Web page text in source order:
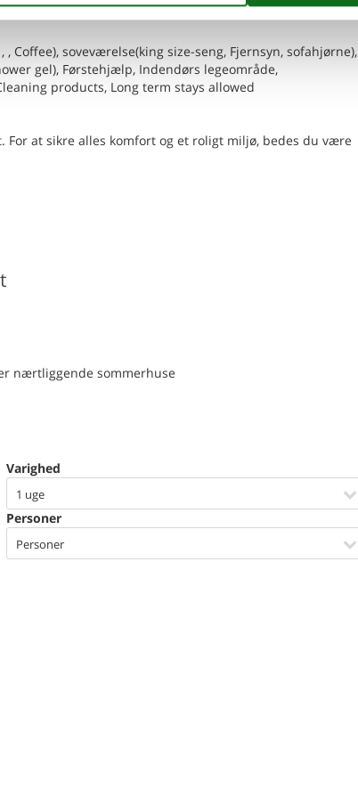
Coffee), soveværelse(king size-seng, Fjernsyn, sofahjørne),
gel), Førstehjælp, Indendørs legeområde,
products, Long term stays allowed
at sikre alles komfort og et roligt miljø, bedes du være
nærtliggende sommerhuse
Varighed
1 uge
Personer
Personer